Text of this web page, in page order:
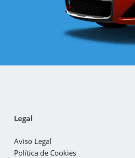
Legal
Aviso Legal
Política de Cookies